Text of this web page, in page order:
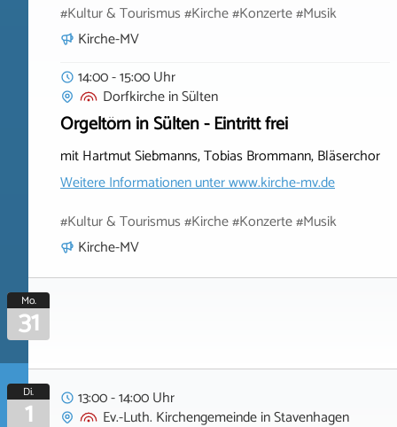
#Kultur & Tourismus #Kirche #Konzerte #Musik
Kirche-MV
14:00 - 15:00 Uhr
DorfkircheinSülten
Orgeltörn in Sülten - Eintritt frei
mit Hartmut Siebmanns, Tobias Brommann, Bläserchor
Weitere Informationen unterwww.kirche-mv.de
#Kultur & Tourismus #Kirche #Konzerte #Musik
Kirche-MV
Mo.
31
Di.
1
13:00 - 14:00 Uhr
Ev.-Luth. KirchengemeindeinStavenhagen